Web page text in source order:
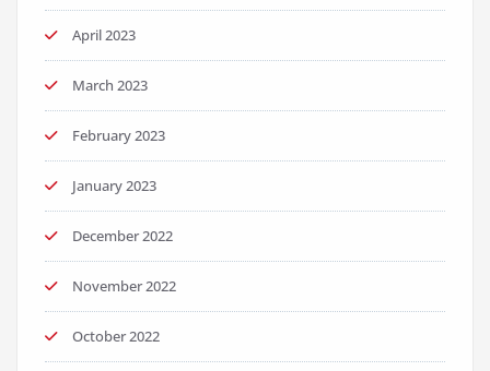
April 2023
March 2023
February 2023
January 2023
December 2022
November 2022
October 2022